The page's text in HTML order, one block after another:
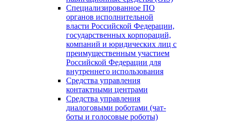
Специализированное ПО
органов исполнительной
власти Российской Федерации,
государственных корпораций,
компаний и юридических лиц с
преимущественным участием
Российской Федерации для
внутреннего использования
Средства управления
контактными центрами
Средства управления
диалоговыми роботами (чат-
боты и голосовые роботы)